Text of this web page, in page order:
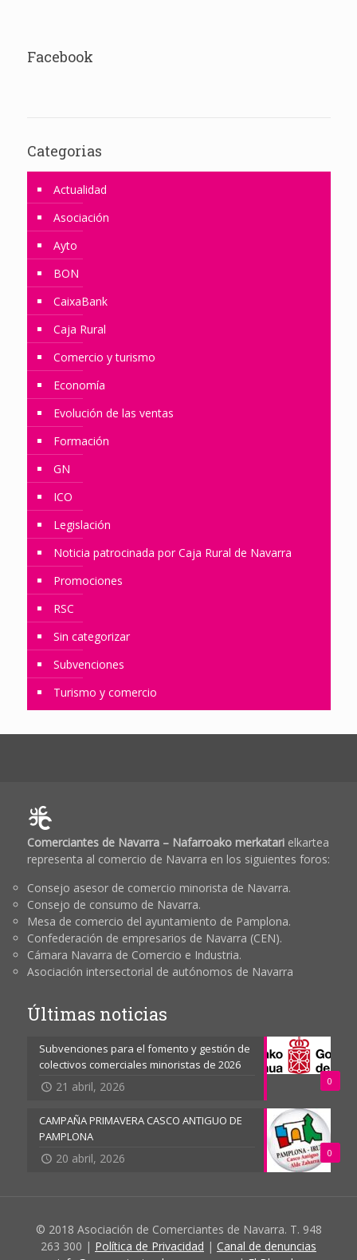
Facebook
Categorias
Actualidad
Asociación
Ayto
BON
CaixaBank
Caja Rural
Comercio y turismo
Economía
Evolución de las ventas
Formación
GN
ICO
Legislación
Noticia patrocinada por Caja Rural de Navarra
Promociones
RSC
Sin categorizar
Subvenciones
Turismo y comercio
Comerciantes de Navarra – Nafarroako merkatarielkartea
representa al comercio de Navarra en los siguientes foros:
Consejo asesor de comercio minorista de Navarra.
Consejo de consumo de Navarra.
Mesa de comercio del ayuntamiento de Pamplona.
Confederación de empresarios de Navarra (CEN).
Cámara Navarra de Comercio e Industria.
Asociación intersectorial de autónomos de Navarra
Últimas noticias
0
Subvenciones para el fomento y gestión de
colectivos comerciales minoristas de 2026
21 abril, 2026
0
CAMPAÑA PRIMAVERA CASCO ANTIGUO DE
PAMPLONA
20 abril, 2026
© 2018 Asociación de Comerciantes de Navarra. T. 948
263 300 | Política de Privacidad | Canal de denuncias